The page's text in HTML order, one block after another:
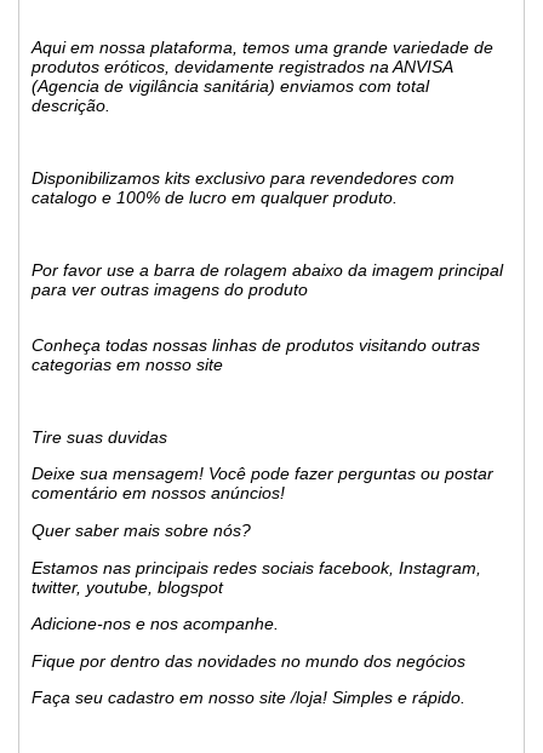
Aqui em nossa plataforma, temos uma grande variedade de
produtos eróticos, devidamente registrados na ANVISA
(Agencia de vigilância sanitária) enviamos com total
descrição.
Disponibilizamos kits exclusivo para revendedores com
catalogo e 100% de lucro em qualquer produto.
Por favor use a barra de rolagem abaixo da imagem principal
para ver outras imagens do produto
Conheça todas nossas linhas de produtos visitando outras
categorias em nosso site
Tire suas duvidas
Deixe sua mensagem! Você pode fazer perguntas ou postar
comentário em nossos anúncios!
Quer saber mais sobre nós?
Estamos nas principais redes sociais facebook, Instagram,
twitter, youtube, blogspot
Adicione-nos e nos acompanhe.
Fique por dentro das novidades no mundo dos negócios
Faça seu cadastro em nosso site /loja! Simples e rápido.